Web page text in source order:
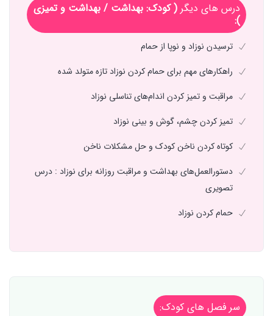
درس های دیگر ( کودک: بهداشت / بهداشت و تمیزی
):
ترسیدن نوزاد و نوپا از حمام
راهکارهای مهم برای حمام کردن نوزاد تازه متولد شده
مراقبت و تمیز کردن اندام‌های تناسلی نوزاد
تمیز کردن چشم‌، گوش‌ و بینی‌ نوزاد
کوتاه کردن ناخن کودک و حل مشکلات ناخن
دستورالعمل‌های بهداشت و مراقبت روزانه برای نوزاد : درس
تصویری
حمام کردن نوزاد
سر فصل های کودک: